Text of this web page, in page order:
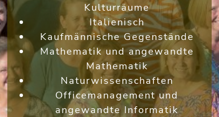
Kulturräume
Italienisch
Kaufmännische Gegenstände
Mathematik und angewandte
Mathematik
Naturwissenschaften
Officemanagement und
angewandte Informatik